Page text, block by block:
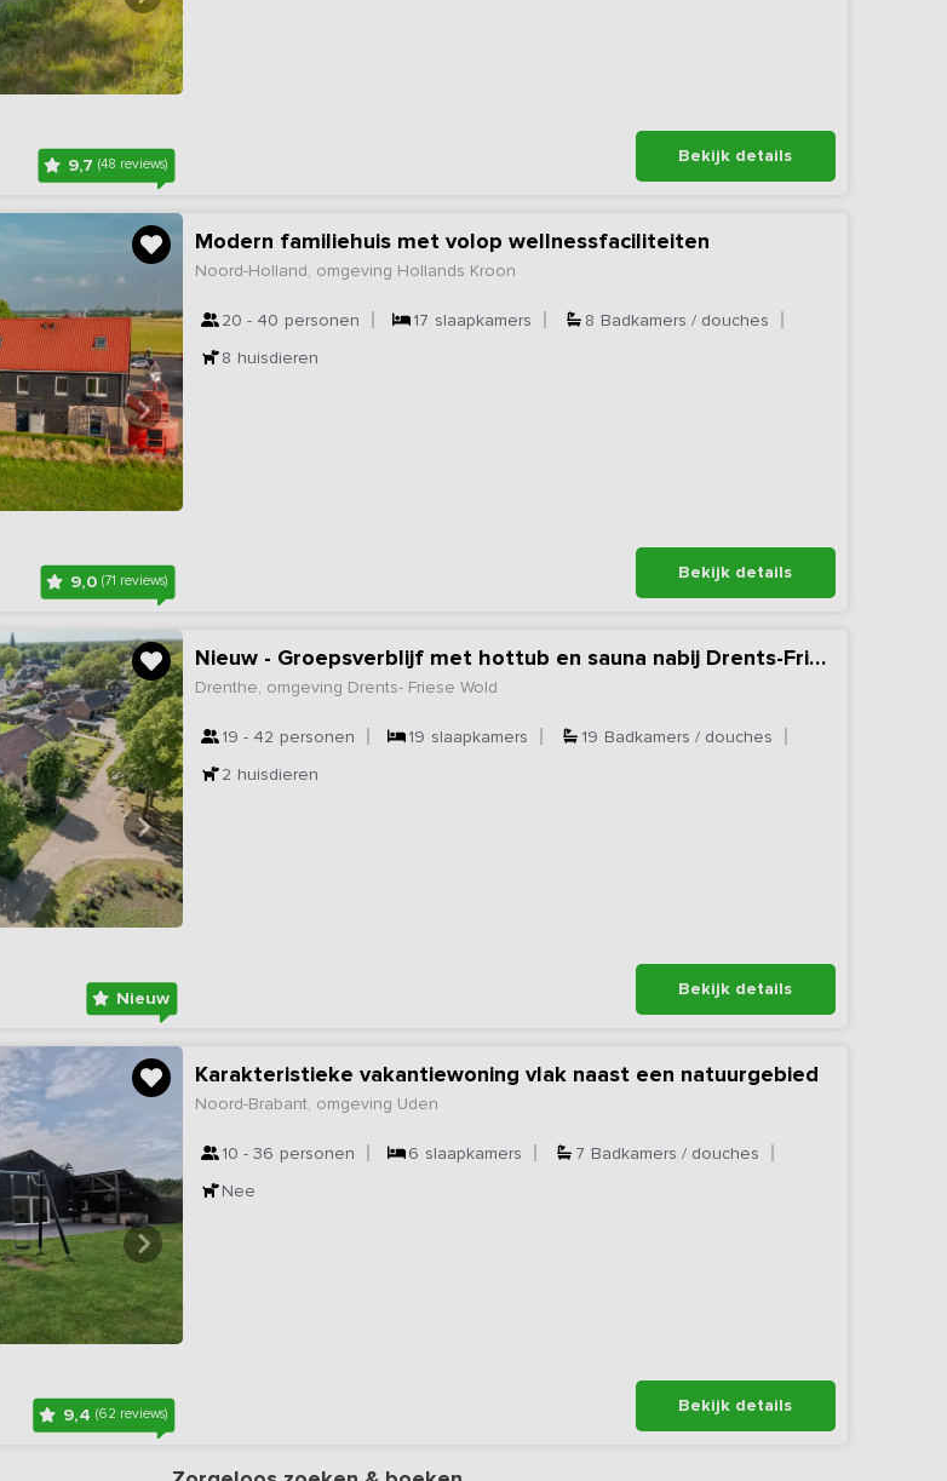
9,7(48 reviews) Bekijk details
9,0(71 reviews)
Modern familiehuis met volop wellnessfaciliteiten
Noord-Holland, omgeving Hollands Kroon
20 - 40 personen 17 slaapkamers 8 Badkamers / douches
8 huisdieren
Bekijk details
Nieuw
Nieuw - Groepsverblijf met hottub en sauna nabij Drents-Friese Wold
Drenthe, omgeving Drents- Friese Wold
19 - 42 personen 19 slaapkamers 19 Badkamers / douches
2 huisdieren
Bekijk details
9,4 (62 reviews)
Karakteristieke vakantiewoning vlak naast een natuurgebied
Noord-Brabant, omgeving Uden
10 - 36 personen 6 slaapkamers 7 Badkamers / douches
Nee
Bekijk details